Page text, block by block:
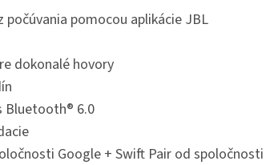
počúvania pomocou aplikácie JBL
dokonalé hovory
Bluetooth® 6.0
Google + Swift Pair od spoločnosti